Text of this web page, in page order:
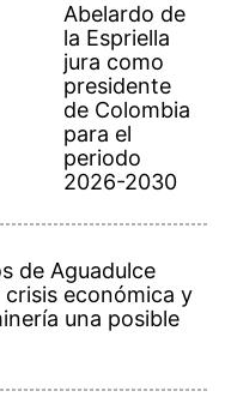
Abelardo de
la Espriella
jura como
presidente
de Colombia
para el
periodo
2026-2030
de Aguadulce
económica y
una posible